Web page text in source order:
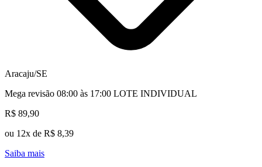
Aracaju/SE
Mega revisão 08:00 às 17:00 LOTE INDIVIDUAL
R$ 89,90
ou 12x de R$ 8,39
Saiba mais